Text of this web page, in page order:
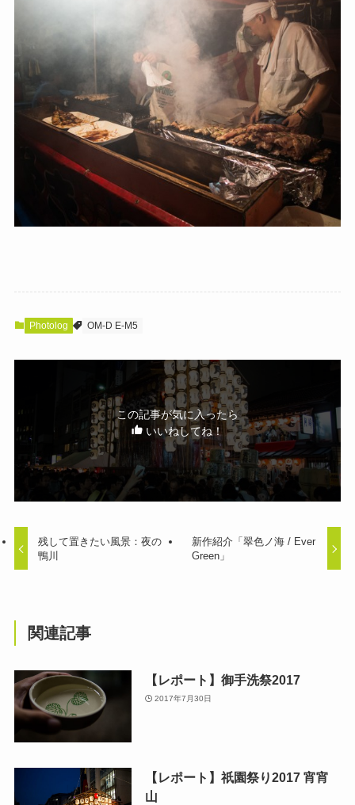
Photolog OM-D E-M5
この記事が気に入ったら
いいねしてね！
残して置きたい風景：夜の
鴨川
新作紹介「翠色ノ海 / Ever
Green」
関連記事
【レポート】御手洗祭2017
2017年7月30日
【レポート】祇園祭り2017 宵宵
山